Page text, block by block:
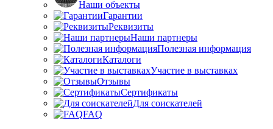
Наши объекты
Гарантии
Реквизиты
Наши партнеры
Полезная информация
Каталоги
Участие в выставках
Отзывы
Сертификаты
Для соискателей
FAQ